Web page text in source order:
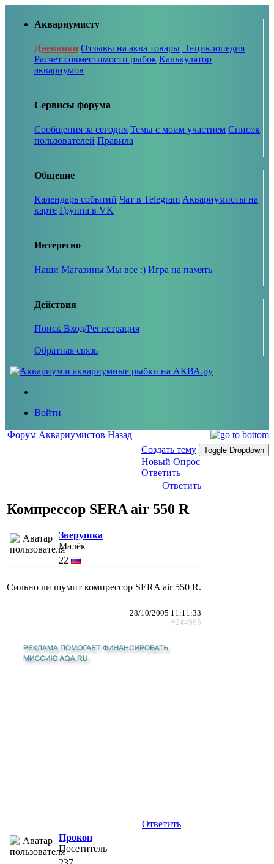
Аквариумисту
Дневники Отзывы на аква товары Энциклопедия
Расчет совместимости рыбок Калькулятор
аквариумов
Сервисы форума
Сообщения за сегодня Темы с моим участием Список
пользователей Правила
Общение
Календарь событий Чат в Telegram Аквариумисты на
карте Группа в VK
Интересно
Наши Магазины Мы все :) Игра на память
Действия
Поиск Вход/Регистрация
Обратная связь
Войти
Форум Аквариумистов Назад
Создать тему
Toggle Dropdown
Новый Опрос
Ответить
Ответить
Компрессор SERA air 550 R
Зверушка
Малёк
22
Сильно ли шумит компрессор SERA air 550 R.
28/10/2005 11:11:33
#244965
Ответить
Прокоп
Посетитель